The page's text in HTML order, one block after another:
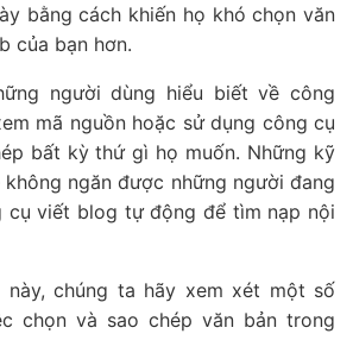
bằng cách khiến họ khó chọn văn
của bạn hơn.
người dùng hiểu biết về công
mã nguồn hoặc sử dụng công cụ
bất kỳ thứ gì họ muốn. Những kỹ
ngăn được những người đang
cụ viết blog tự động để tìm nạp nội
này, chúng ta hãy xem xét một số
chọn và sao chép văn bản trong